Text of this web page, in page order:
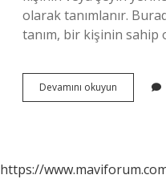
olarak tanımlanır.
tanım, bir kişinin sahip
Devamını okuyun
Kelimesinin
https://